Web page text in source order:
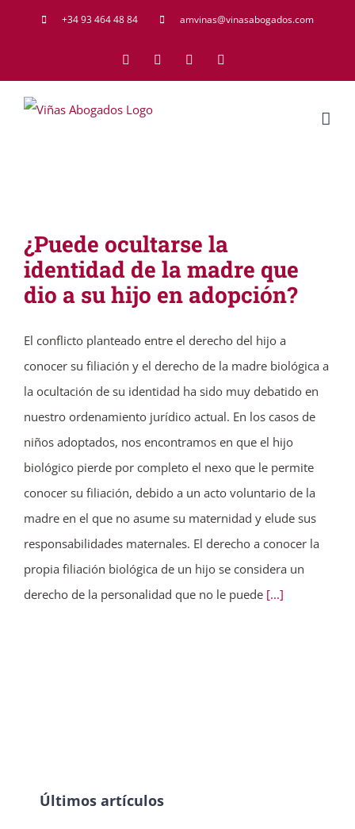
+34 93 464 48 84 amvinas@vinasabogados.com
FacebookTwitter LinkedIn
¿Puede ocultarse la
identidad de la madre que
dio a su hijo en adopción?
El conflicto planteado entre el derecho del hijo a
conocer su filiación y el derecho de la madre biológica a
la ocultación de su identidad ha sido muy debatido en
nuestro ordenamiento jurídico actual. En los casos de
niños adoptados, nos encontramos en que el hijo
biológico pierde por completo el nexo que le permite
conocer su filiación, debido a un acto voluntario de la
madre en el que no asume su maternidad y elude sus
responsabilidades maternales. El derecho a conocer la
propia filiación biológica de un hijo se considera un
derecho de la personalidad que no le puede [...]
Últimos artículos